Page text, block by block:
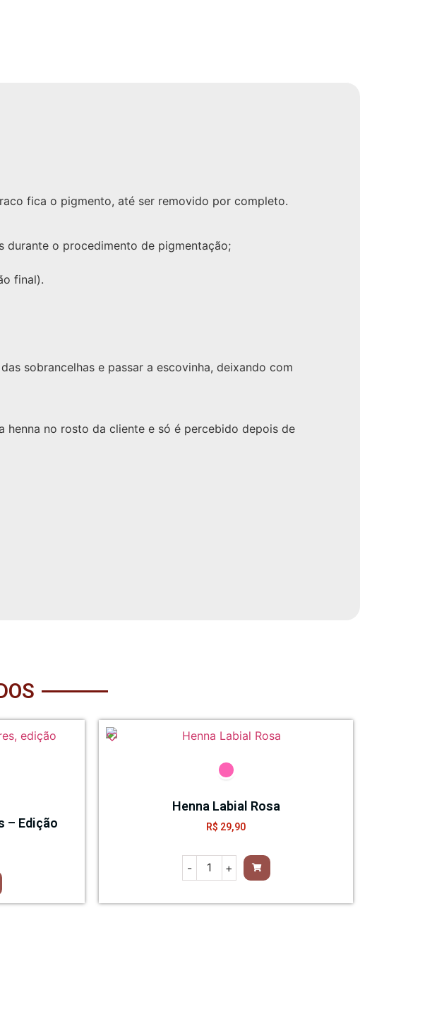
fica o pigmento, até ser removido por completo.
durante o procedimento de pigmentação;
final).
sobrancelhas e passar a escovinha, deixando com
henna no rosto da cliente e só é percebido depois de
– Edição
Henna Labial Rosa
R$ 29,90
- +